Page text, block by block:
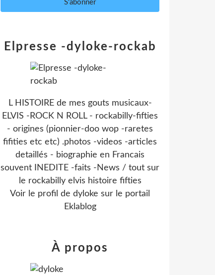
Elpresse -dyloke-rockab
L HISTOIRE de mes gouts musicaux-
ELVIS -ROCK N ROLL - rockabilly-fifties
- origines (pionnier-doo wop -raretes
fifities etc etc) .photos -videos -articles
detaillés - biographie en Francais
souvent INEDITE -faits -News / tout sur
le rockabilly elvis histoire fifties
Voir le profil de dyloke sur le portail
Eklablog
À propos